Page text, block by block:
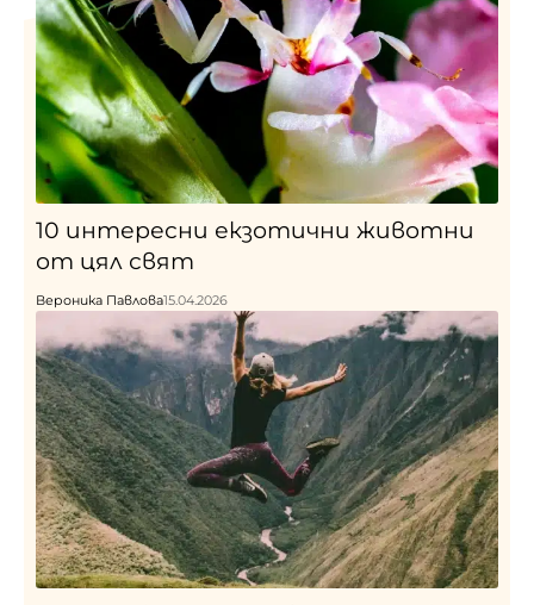
10 интересни екзотични животни
от цял свят
Вероника Павлова15.04.2026